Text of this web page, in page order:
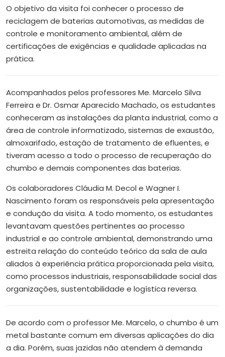
O objetivo da visita foi conhecer o processo de
reciclagem de baterias automotivas, as medidas de
controle e monitoramento ambiental, além de
certificações de exigências e qualidade aplicadas na
prática.
Acompanhados pelos professores Me. Marcelo Silva
Ferreira e Dr. Osmar Aparecido Machado, os estudantes
conheceram as instalações da planta industrial, como a
área de controle informatizado, sistemas de exaustão,
almoxarifado, estação de tratamento de efluentes, e
tiveram acesso a todo o processo de recuperação do
chumbo e demais componentes das baterias.
Os colaboradores Cláudia M. Decol e Wagner I.
Nascimento foram os responsáveis pela apresentação
e condução da visita. A todo momento, os estudantes
levantavam questões pertinentes ao processo
industrial e ao controle ambiental, demonstrando uma
estreita relação do conteúdo teórico da sala de aula
aliados à experiência prática proporcionada pela visita,
como processos industriais, responsabilidade social das
organizações, sustentabilidade e logística reversa.
De acordo com o professor Me. Marcelo, o chumbo é um
metal bastante comum em diversas aplicações do dia
a dia. Porém, suas jazidas não atendem à demanda